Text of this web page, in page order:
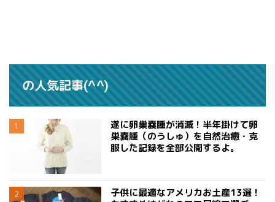
の人気記事(^^)
遂に卵巣嚢腫が消滅！半年掛けて卵
巣嚢腫（のうしゅ）を自然治癒・克
服した記録を全部公開するよ。
子供に最適なアメリカお土産13選！